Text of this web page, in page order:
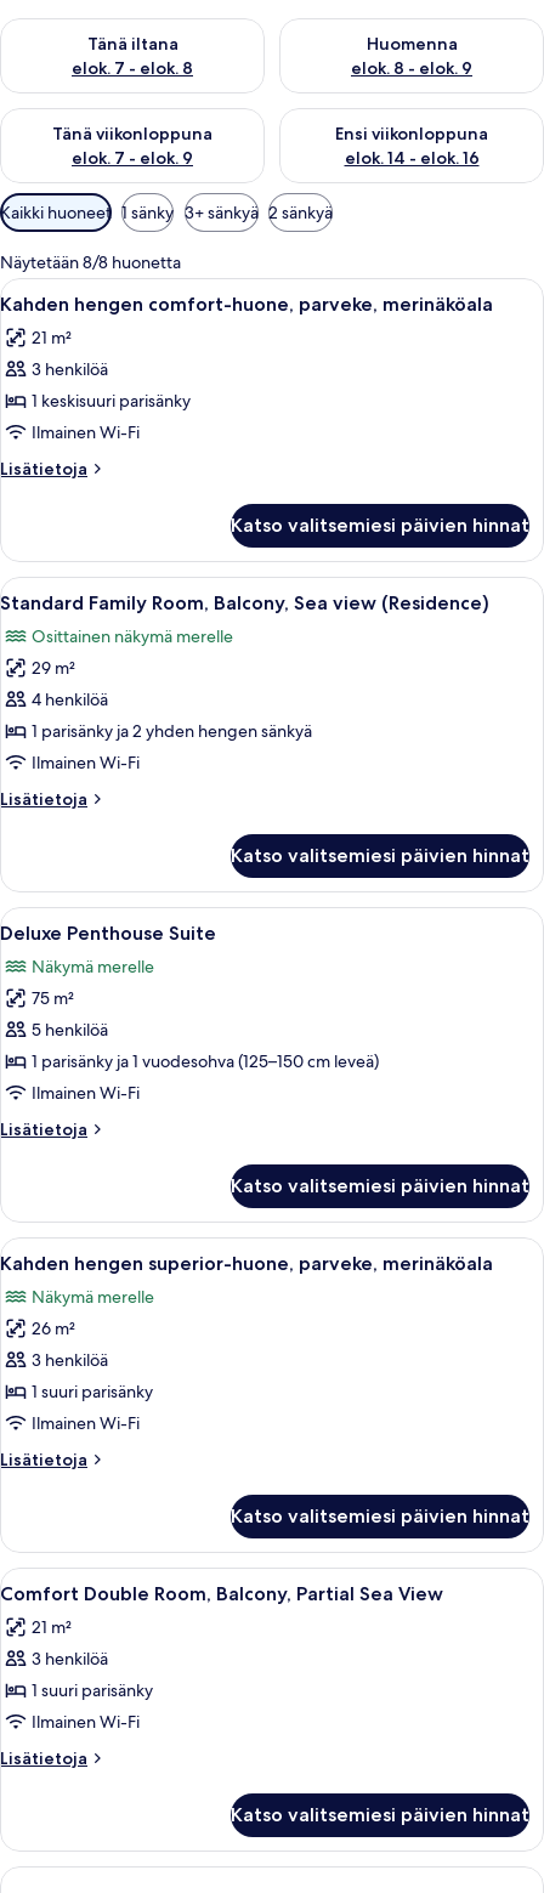
Tänä iltana
elok. 7 - elok. 8
Tarkista tämän illan saatavuus elok. 7 - elok. 8
Huomenna
elok. 8 - elok. 9
Tarkista huomisen saatavuus
Tänä viikonloppuna
elok. 7 - elok. 9
Tarkista tämän viikonlopun saatavuus elok. 7 - elok. 9
Ensi viikonloppuna
elok. 14 - elok. 16
Tarkista ensi viikonlopun
Huoneille
saatavilla
olevia
suodattimia
Kaikki huoneet 1 sänky 3+ sänkyä 2 sänkyä
Näytetään 8/8 huonetta
Avaa
kaikki
huonetyypin
Kahden
hengen
comfort-
huone,
parveke,
kuvat
Moderni hotellihuone, jossa on
6
Kahden hengen comfort-huone, parveke, merinäköala
21 m²
3 henkilöä
1 keskisuuri parisänky
Ilmainen Wi-Fi
Lisätietoja
Lisätietoja
comfort-
huone,
parveke,
Katso valitsemiesi päivien hinnat
Avaa
kaikki
huonetyypin
Standard
Family
Room,
Balcony,
view
Hotellihuone, jossa on kaksi
5
Standard Family Room, Balcony, Sea view (Residence)
Osittainen näkymä merelle
29 m²
4 henkilöä
1 parisänky ja 2 yhden hengen sänkyä
Ilmainen Wi-Fi
Lisätietoja
Lisätietoja
Room,
Balcony,
Sea
(Residence)
Katso valitsemiesi päivien hinnat
Avaa
kaikki
huonetyypin
Deluxe
Penthouse
Suite
kuvat
Deluxe Penthouse Suite | Ylelliset
7
Deluxe Penthouse Suite
Näkymä merelle
75 m²
5 henkilöä
1 parisänky ja 1 vuodesohva (125–150 cm leveä)
Ilmainen Wi-Fi
Lisätietoja
Lisätietoja
Suite
Katso valitsemiesi päivien hinnat
Avaa
kaikki
huonetyypin
Kahden
hengen
superior-
huone,
merinäköala
Hotellihuone, jossa on työpöytä,
5
Kahden hengen superior-huone, parveke, merinäköala
Näkymä merelle
26 m²
3 henkilöä
1 suuri parisänky
Ilmainen Wi-Fi
Lisätietoja
Lisätietoja
superior-
huone,
parveke,
Katso valitsemiesi päivien hinnat
Avaa
kaikki
huonetyypin
Comfort
Double
Room,
Balcony,
Partial
View
kuvat
Moderni hotellihuone, jossa on suuri
6
Comfort Double Room, Balcony, Partial Sea View
21 m²
3 henkilöä
1 suuri parisänky
Ilmainen Wi-Fi
Lisätietoja
Lisätietoja
Room,
Balcony,
Partial
Katso valitsemiesi päivien hinnat